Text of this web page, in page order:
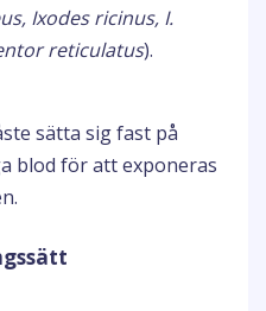
Ixodes ricinus, I.
reticulatus).
sätta sig fast på
blod för att exponeras